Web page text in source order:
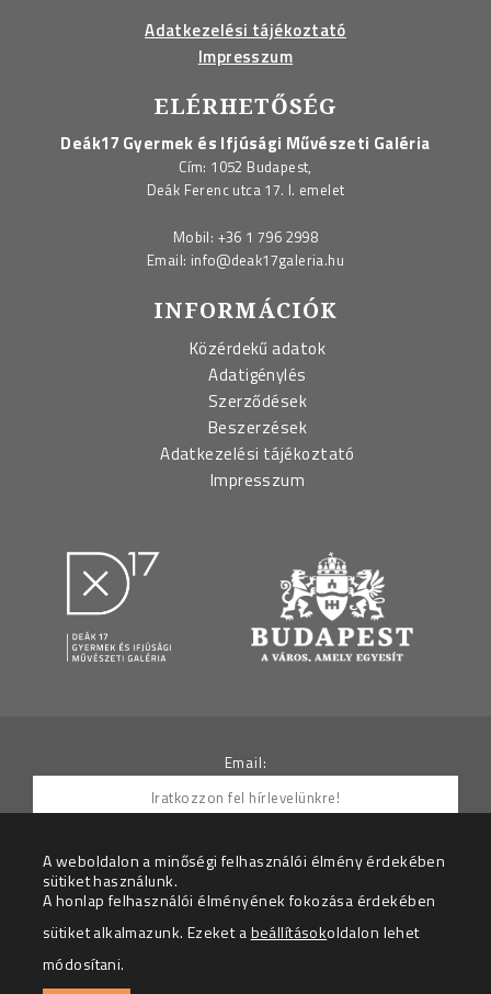
Adatkezelési tájékoztató
Impresszum
ELÉRHETŐSÉG
Deák17 Gyermek és Ifjúsági Művészeti Galéria
Cím: 1052 Budapest,
Deák Ferenc utca 17. I. emelet
Mobil: +36 1 796 2998
Email: info@deak17galeria.hu
INFORMÁCIÓK
Közérdekű adatok
Adatigénylés
Szerződések
Beszerzések
Adatkezelési tájékoztató
Impresszum
Email:
Hozzájárulok ahhoz, hogy az Adatkezelő részemre
Az adatkezelési tájékoztatót megértettem.
A weboldalon a minőségi felhasználói élmény érdekében
sütiket használunk.
A honlap felhasználói élményének fokozása érdekében
sütiket alkalmazunk. Ezeket abeállításokoldalon lehet
módosítani.